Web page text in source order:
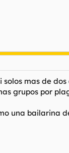
mas de
grupos por
una bailarina